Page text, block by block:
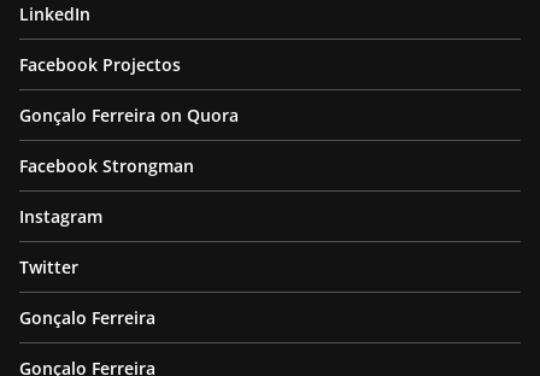
LinkedIn
Facebook Projectos
Gonçalo Ferreira on Quora
Facebook Strongman
Instagram
Twitter
Gonçalo Ferreira
Gonçalo Ferreira